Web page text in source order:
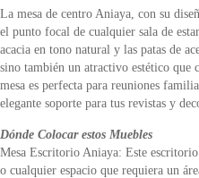
La mesa de centro Aniaya, con su
el punto focal de cualquier sala de
acacia en tono natural y las patas de
sino también un atractivo estético que
mesa es perfecta para reuniones
elegante soporte para tus revistas y
Dónde Colocar estos Muebles
Mesa Escritorio Aniaya: Este
o cualquier espacio que requiera un